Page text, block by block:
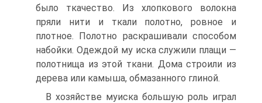
было тка­чество. Из хлопкового волокна
пряли нити и ткали полотно, ровное и
плотное. Полотно раскрашивали способом
набойки. Одеждой му иска служили пла­щи —
полотнища из этой ткани. Дома строили из
де­рева или камыша, обмазанного глиной.
В хозяйстве муиска большую роль играл